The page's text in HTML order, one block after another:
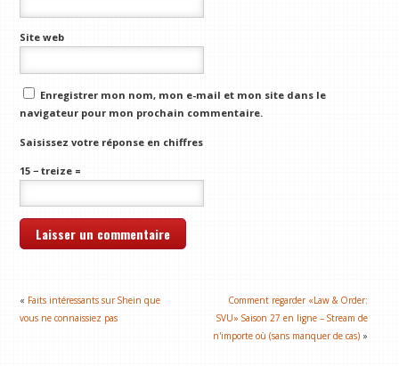
Site web
Enregistrer mon nom, mon e-mail et mon site dans le
navigateur pour mon prochain commentaire.
Saisissez votre réponse en chiffres
15 − treize =
« Faits intéressants sur Shein que
vous ne connaissiez pas
Comment regarder «Law & Order:
SVU» Saison 27 en ligne – Stream de
n'importe où (sans manquer de cas) »